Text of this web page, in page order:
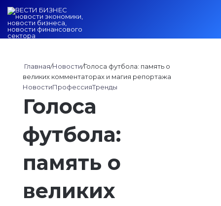
Главная/Новости/Голоса футбола: память о
великих комментаторах и магия репортажа
НовостиПрофессияТренды
Голоса
футбола:
память о
великих